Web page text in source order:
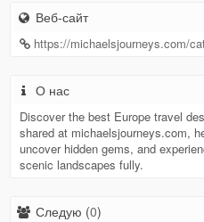
Веб-сайт
https://michaelsjourneys.com/
О нас
Discover the best Europe travel
shared at michaelsjourneys.com,
uncover hidden gems, and
scenic landscapes fully.
Следую (0)